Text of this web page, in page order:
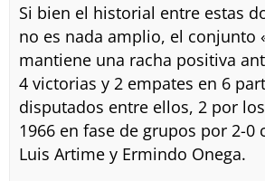
Si bien el historial entre estas
no es nada amplio, el conjunto
mantiene una racha positiva
4 victorias y 2 empates en 6
disputados entre ellos, 2 por
1966 en fase de grupos por 2-0
Luis Artime y Ermindo Onega.